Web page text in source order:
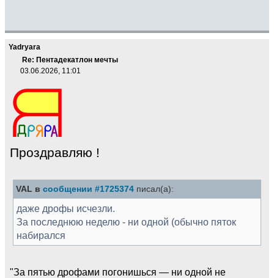
Yadryara
Re: Пентадекатлон мечты
03.06.2026, 11:01
Проздравляю !
VAL в сообщении #1725374 писал(а):
даже дрофы исчезли.
За последнюю неделю - ни одной (обычно пяток
набирался
"За пятью дрофами погонишься — ни одной не